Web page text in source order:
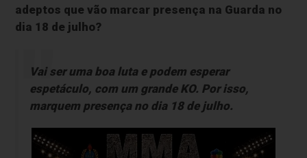
adeptos que vão marcar presença na Guarda no
dia 18 de julho?
Vai ser uma boa luta e podem esperar
espetáculo, com um grande KO. Por isso,
marquem presença no dia 18 de julho.